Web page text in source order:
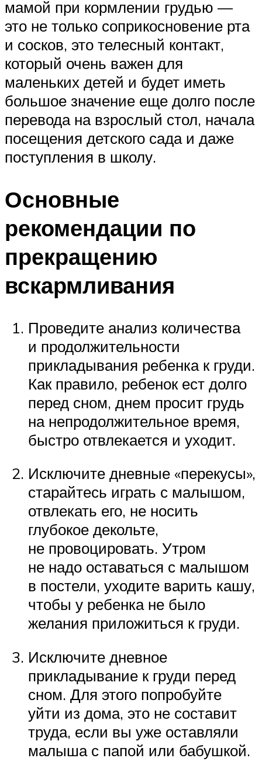
мамой при кормлении грудью —
это не только соприкосновение рта
и сосков, это телесный контакт,
который очень важен для
маленьких детей и будет иметь
большое значение еще долго после
перевода на взрослый стол, начала
посещения детского сада и даже
поступления в школу.
Основные
рекомендации по
прекращению
вскармливания
Проведите анализ количества
и продолжительности
прикладывания ребенка к груди.
Как правило, ребенок ест долго
перед сном, днем просит грудь
на непродолжительное время,
быстро отвлекается и уходит.
Исключите дневные «перекусы»,
старайтесь играть с малышом,
отвлекать его, не носить
глубокое декольте,
не провоцировать. Утром
не надо оставаться с малышом
в постели, уходите варить кашу,
чтобы у ребенка не было
желания приложиться к груди.
Исключите дневное
прикладывание к груди перед
сном. Для этого попробуйте
уйти из дома, это не составит
труда, если вы уже оставляли
малыша с папой или бабушкой.